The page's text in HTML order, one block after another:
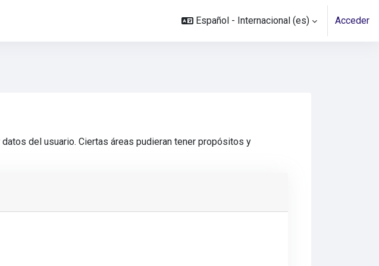
Español - Internacional ‎(es)‎ Acceder
del usuario. Ciertas áreas pudieran tener propósitos y